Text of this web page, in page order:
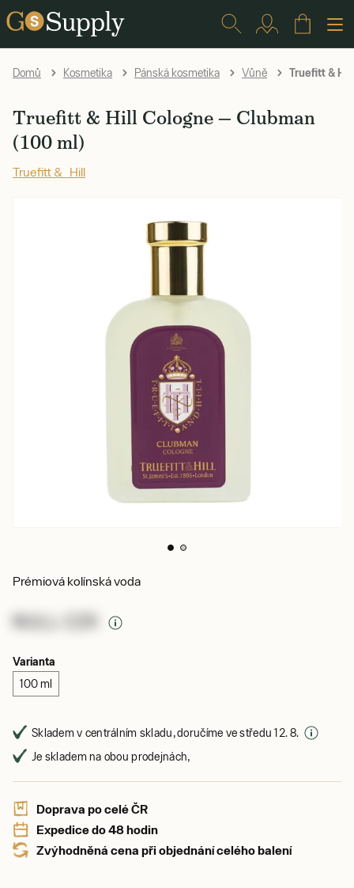
Domů Kosmetika Pánská kosmetika Vůně Truefitt &
Truefitt & Hill Cologne — Clubman
(100 ml)
Truefitt & Hill
Prémiová kolínská voda
NULL CZK
Varianta
100 ml
Skladem v centrálním skladu, doručíme ve středu 12. 8.
Je skladem na obou prodejnách,
Doprava po celé ČR
Expedice do 48 hodin
Zvýhodněná cena při objednání celého balení